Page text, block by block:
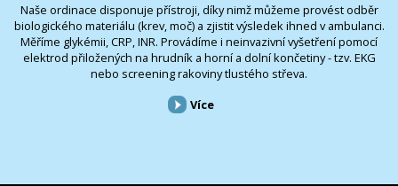
Naše ordinace disponuje přístroji, díky nimž můžeme provést odběr
biologického materiálu (krev, moč) a zjistit výsledek ihned v ambulanci.
Měříme glykémii, CRP, INR. Provádíme i neinvazivní vyšetření pomocí
elektrod přiložených na hrudník a horní a dolní končetiny - tzv. EKG
nebo screening rakoviny tlustého střeva.
Více